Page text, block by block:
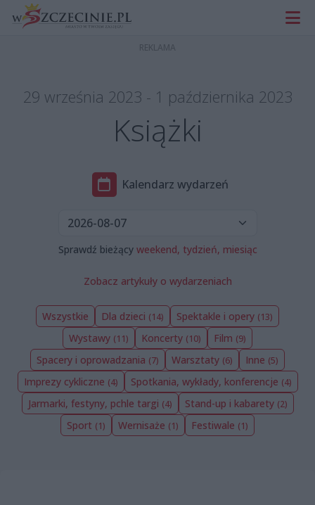
29 września 2023 - 1 października 2023
Książki
Kalendarz wydarzeń
Sprawdź bieżący weekend, tydzień, miesiąc
Zobacz artykuły o wydarzeniach
Wszystkie Dla dzieci (14) Spektakle i opery (13)
Wystawy (11) Koncerty (10) Film (9)
Spacery i oprowadzania (7) Warsztaty (6) Inne (5)
Imprezy cykliczne (4) Spotkania, wykłady, konferencje (4)
Jarmarki, festyny, pchle targi (4) Stand-up i kabarety (2)
Sport (1) Wernisaże (1) Festiwale (1)